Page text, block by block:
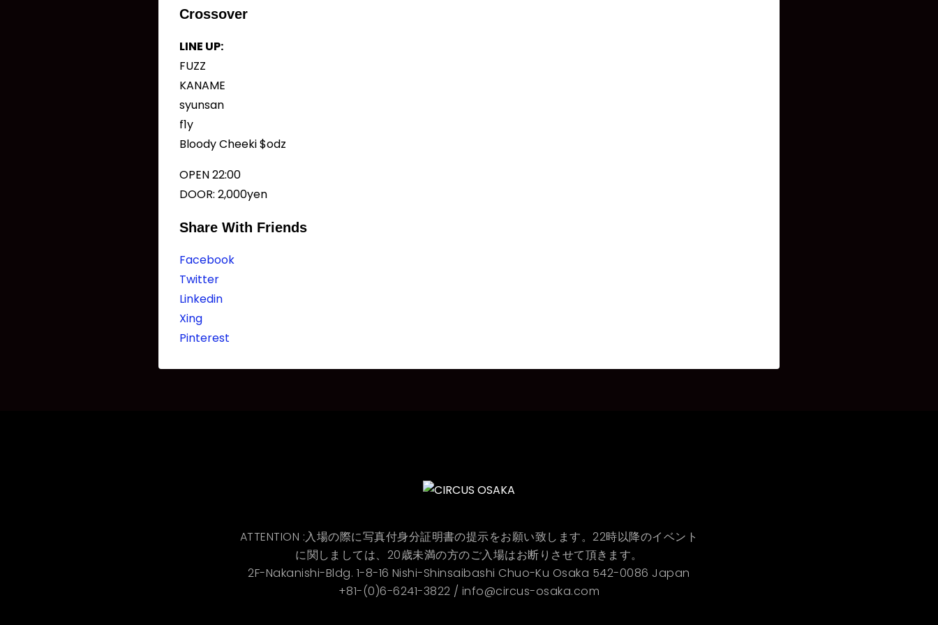
Crossover
LINE UP:
FUZZ
KANAME
syunsan
f1y
Bloody Cheeki $odz
OPEN 22:00
DOOR: 2,000yen
Share With Friends
Facebook
Twitter
Linkedin
Xing
Pinterest
ATTENTION :入場の際に写真付身分証明書の提示をお願い致します。22時以降のイベント
に関しましては、20歳未満の方のご入場はお断りさせて頂きます。
2F-Nakanishi-Bldg. 1-8-16 Nishi-Shinsaibashi Chuo-Ku Osaka 542-0086 Japan
+81-(0)6-6241-3822 / info@circus-osaka.com